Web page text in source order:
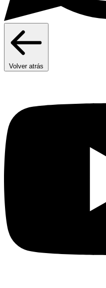
Volver atrás